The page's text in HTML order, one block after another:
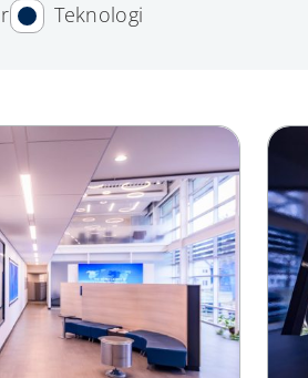
Teknologi